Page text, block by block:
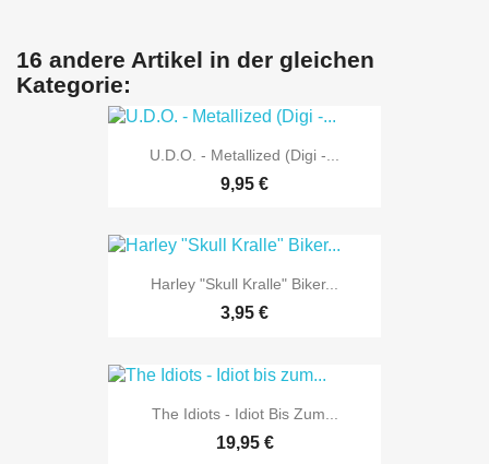
16 andere Artikel in der gleichen
Kategorie:
U.D.O. - Metallized (Digi -...
9,95 €
Harley "Skull Kralle" Biker...
3,95 €
The Idiots - Idiot Bis Zum...
19,95 €